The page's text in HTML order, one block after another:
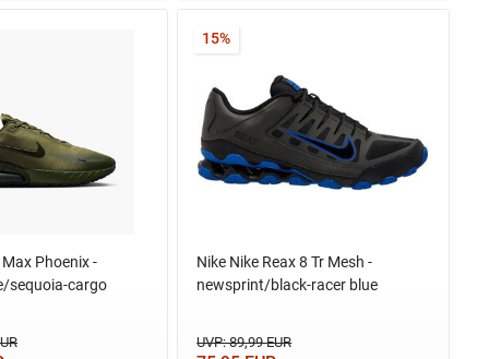
Phoenix -
sequoia-cargo
Nike Nike Reax 8 Tr Mesh -
newsprint/black-racer blue
UVP: 89,99 EUR
15%